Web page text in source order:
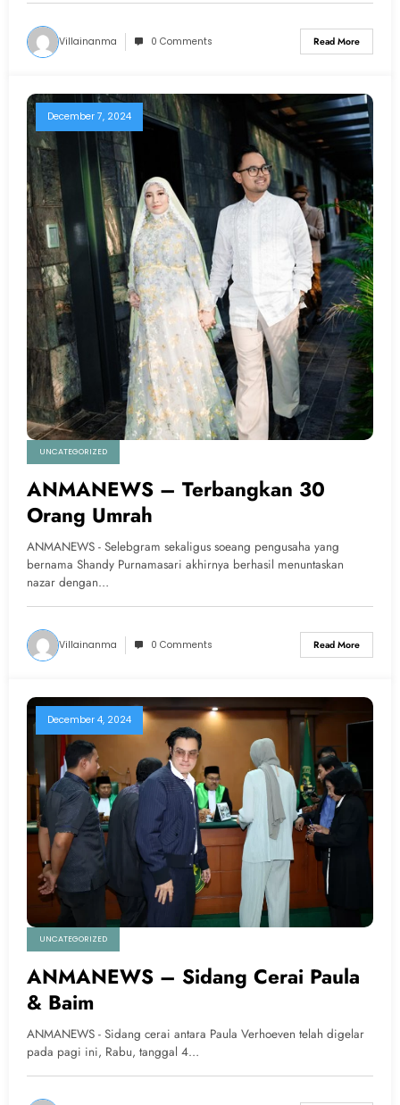
Villainanma 0 Comments Read More
December 7, 2024
UNCATEGORIZED
ANMANEWS – Terbangkan 30
Orang Umrah
ANMANEWS - Selebgram sekaligus soeang pengusaha yang
bernama Shandy Purnamasari akhirnya berhasil menuntaskan
nazar dengan…
Villainanma 0 Comments Read More
December 4, 2024
UNCATEGORIZED
ANMANEWS – Sidang Cerai Paula
& Baim
ANMANEWS - Sidang cerai antara Paula Verhoeven telah digelar
pada pagi ini, Rabu, tanggal 4…